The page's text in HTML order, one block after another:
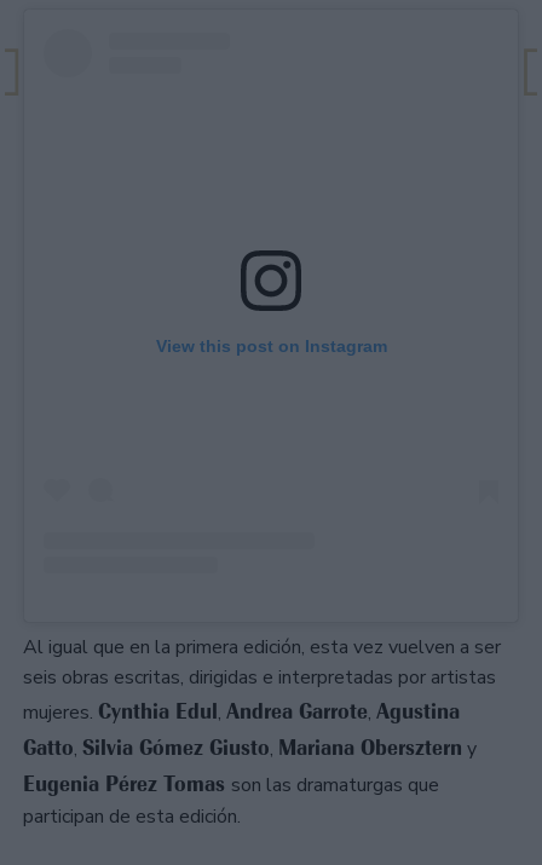
View this post on Instagram
Al igual que en la primera edición, esta vez vuelven a ser
seis obras escritas, dirigidas e interpretadas por artistas
mujeres. Cynthia Edul, Andrea Garrote, Agustina
Gatto, Silvia Gómez Giusto, Mariana Obersztern y
Eugenia Pérez Tomas son las dramaturgas que
participan de esta edición.